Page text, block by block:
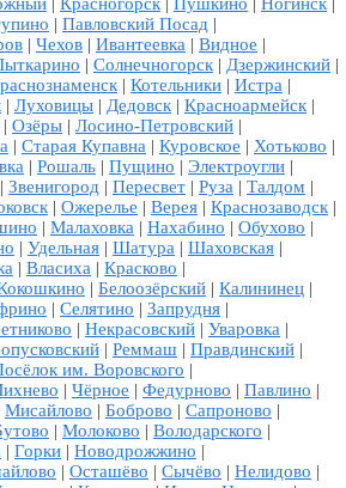
| Красногорск| Пушкино | Ногинск|
| Павловский Посад |
| Чехов | Ивантеевка | Видное |
| Солнечногорск| Дзержинский |
| Котельники | Истра |
| Луховицы | Дедовск| Красноармейск|
| Озёры | Лосино-Петровский |
| Старая Купавна | Куровское | Хотьково |
| Рошаль | Пущино | Электроугли |
| Звенигород | Пересвет | Руза | Талдом |
| Ожерелье | Верея | Краснозаводск|
| Малаховка | Нахабино | Обухово |
| Удельная | Шатура | Шаховская |
| Власиха | Красково |
| Белоозёрский | Калининец |
| Селятино | Запрудня |
| Некрасовский | Уваровка |
| Реммаш | Правдинский |
им. Воровского |
| Чёрное | Федурново | Павлино |
Мисайлово | Боброво | Сапроново |
| Молоково | Володарского |
| Горки | Новодрожжино |
| Осташёво | Сычёво | Нелидово |